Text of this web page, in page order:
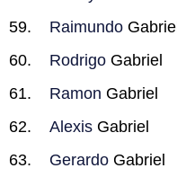
Raimundo Gabriel
Rodrigo Gabriel
Ramon Gabriel
Alexis Gabriel
Gerardo Gabriel